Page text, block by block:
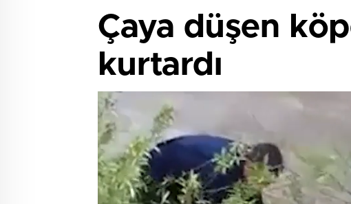
Çaya düşen
kurtardı